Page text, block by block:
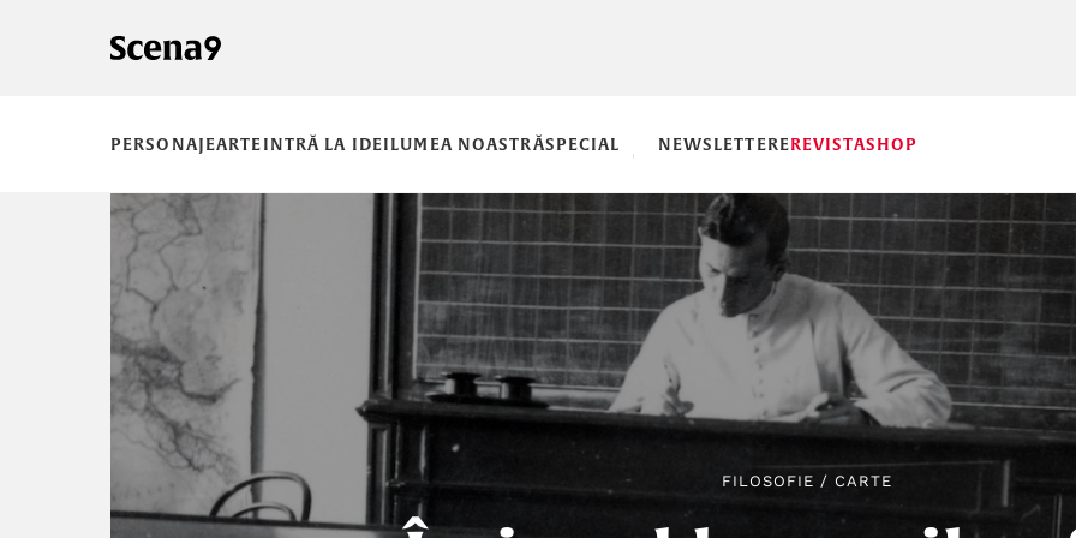
PERSONAJEARTEINTRĂ LA IDEILUMEA NOASTRĂSPECIAL NEWSLETTEREREVISTASHOP
FILOSOFIE / CARTE